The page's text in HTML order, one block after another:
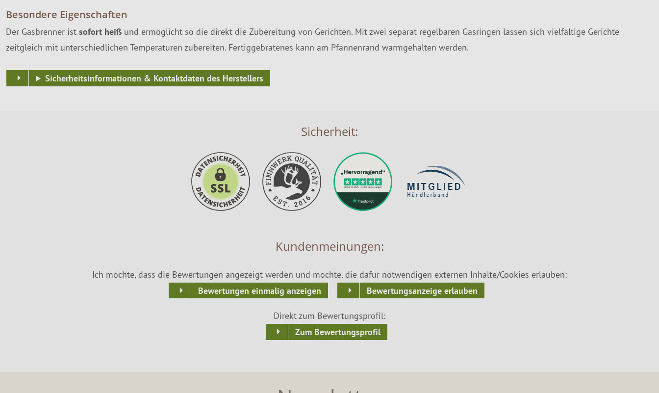
Besondere Eigenschaften
Der Gasbrenner ist sofort heiß und ermöglicht so die direkt die Zubereitung von Gerichten. Mit zwei separat regelbaren Gasringen lassen sich vielfältige Gerichte
zeitgleich mit unterschiedlichen Temperaturen zubereiten. Fertiggebratenes kann am Pfannenrand warmgehalten werden.
Sicherheitsinformationen & Kontaktdaten des Herstellers
Sicherheit:
Kundenmeinungen:
Ich möchte, dass die Bewertungen angezeigt werden und möchte, die dafür notwendigen externen Inhalte/Cookies erlauben:
Bewertungen einmalig anzeigen
Bewertungsanzeige erlauben
Direkt zum Bewertungsprofil:
Zum Bewertungsprofil